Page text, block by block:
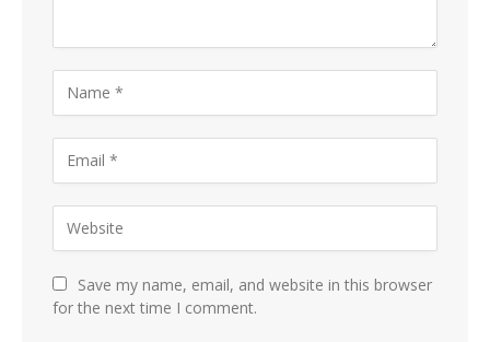
Save my name, email, and website in this browser
for the next time I comment.